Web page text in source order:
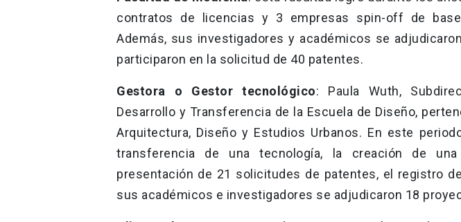
contratos de licencias y 3 empresas spin-off de
Además, sus investigadores y académicos se
participaron en la solicitud de 40 patentes.
Gestora o Gestor tecnológico: Paula Wuth,
Desarrollo y Transferencia de la Escuela de Diseño,
Arquitectura, Diseño y Estudios Urbanos. En este
transferencia de una tecnología, la creación de
presentación de 21 solicitudes de patentes, el registro
sus académicos e investigadores se adjudicaron 18